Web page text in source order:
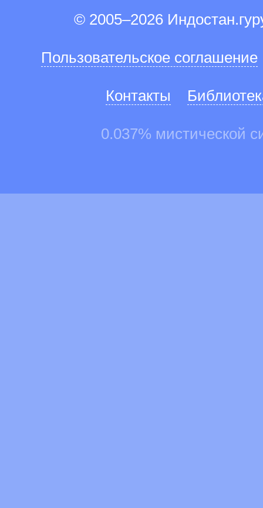
© 2005–2026
Пользовательское соглашение
Контакты
0.037% мистической